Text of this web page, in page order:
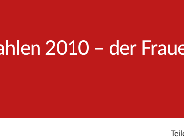
2010 – der